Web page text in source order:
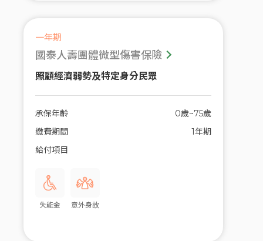
一年期
國泰人壽團體微型傷害保險
照顧經濟弱勢及特定身分民眾
承保年齡
0歲~75歲
繳費期間
1年期
給付項目
失能金 意外身故